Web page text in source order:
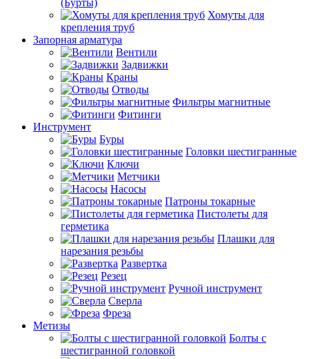
(Бурты)
Хомуты для
крепления труб
Запорная арматура
Вентили
Задвижки
Краны
Отводы
Фильтры магнитные
Фитинги
Инструмент
Буры
Головки шестигранные
Ключи
Метчики
Насосы
Патроны токарные
Пистолеты для
герметика
Плашки для
нарезания резьбы
Развертка
Резец
Ручной инструмент
Сверла
Фреза
Метизы
Болты с
шестигранной головкой